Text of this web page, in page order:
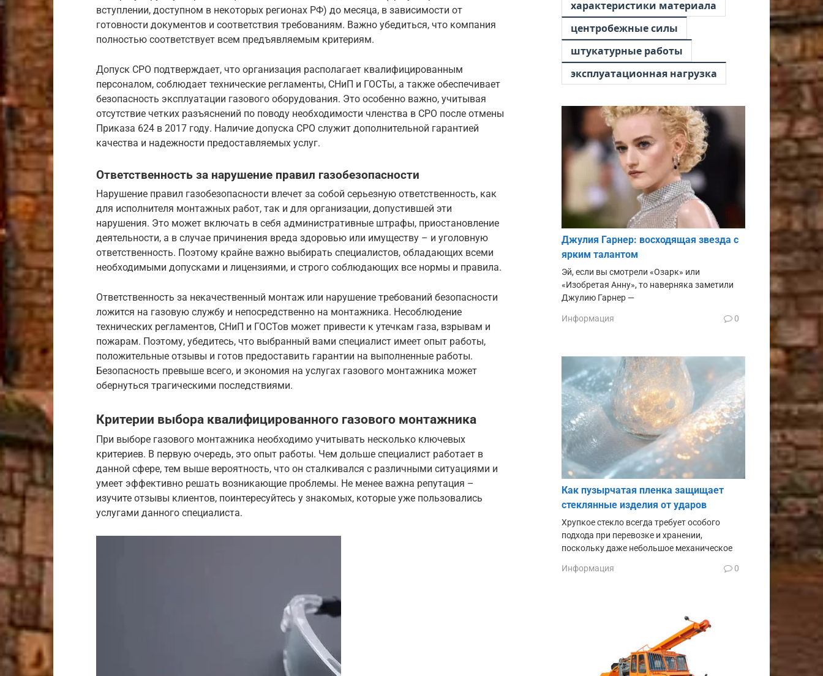
вступлении, доступном в некоторых регионах РФ) до месяца, в зависимости от
готовности документов и соответствия требованиям. Важно убедиться, что компания
полностью соответствует всем предъявляемым критериям.
Допуск СРО подтверждает, что организация располагает квалифицированным
персоналом, соблюдает технические регламенты, СНиП и ГОСТы, а также обеспечивает
безопасность эксплуатации газового оборудования. Это особенно важно, учитывая
отсутствие четких разъяснений по поводу необходимости членства в СРО после отмены
Приказа 624 в 2017 году. Наличие допуска СРО служит дополнительной гарантией
качества и надежности предоставляемых услуг.
Ответственность за нарушение правил газобезопасности
Нарушение правил газобезопасности влечет за собой серьезную ответственность, как
для исполнителя монтажных работ, так и для организации, допустившей эти
нарушения. Это может включать в себя административные штрафы, приостановление
деятельности, а в случае причинения вреда здоровью или имуществу – и уголовную
ответственность. Поэтому крайне важно выбирать специалистов, обладающих всеми
необходимыми допусками и лицензиями, и строго соблюдающих все нормы и правила.
Ответственность за некачественный монтаж или нарушение требований безопасности
ложится на газовую службу и непосредственно на монтажника. Несоблюдение
технических регламентов, СНиП и ГОСТов может привести к утечкам газа, взрывам и
пожарам. Поэтому, убедитесь, что выбранный вами специалист имеет опыт работы,
положительные отзывы и готов предоставить гарантии на выполненные работы.
Безопасность превыше всего, и экономия на услугах газового монтажника может
обернуться трагическими последствиями.
Критерии выбора квалифицированного газового монтажника
При выборе газового монтажника необходимо учитывать несколько ключевых
критериев. В первую очередь, это опыт работы. Чем дольше специалист работает в
данной сфере, тем выше вероятность, что он сталкивался с различными ситуациями и
умеет эффективно решать возникающие проблемы. Не менее важна репутация –
изучите отзывы клиентов, поинтересуйтесь у знакомых, которые уже пользовались
услугами данного специалиста.
характеристики материала
центробежные силы
штукатурные работы
эксплуатационная нагрузка
Джулия Гарнер: восходящая звезда с
ярким талантом
Эй, если вы смотрели «Озарк» или
«Изобретая Анну», то наверняка заметили
Джулию Гарнер —
Информация 0
Как пузырчатая пленка защищает
стеклянные изделия от ударов
Хрупкое стекло всегда требует особого
подхода при перевозке и хранении,
поскольку даже небольшое механическое
Информация 0